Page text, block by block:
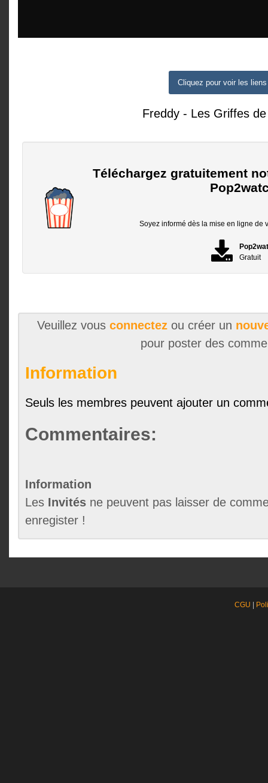
Cliquez pour voir les liens
Freddy - Les Griffes
Téléchargez gratuitement
Soyez informé dès la mise en ligne de
Gratuit
Veuillez vous connectezou créer un
pour poster des
Information
Seuls les membres peuvent ajouter un
Commentaires:
Information
Les Invités ne peuvent pas laisser de
enregister !
CGU